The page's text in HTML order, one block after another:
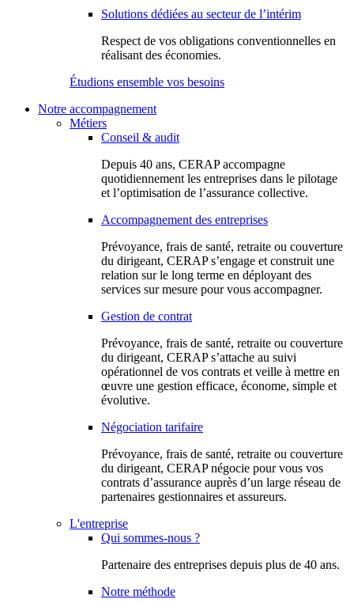
Solutions dédiées au secteur de l’intérim
Respect de vos obligations conventionnelles en
réalisant des économies.
Étudions ensemble vos besoins
Notre accompagnement
Métiers
Conseil & audit
Depuis 40 ans, CERAP accompagne
quotidiennement les entreprises dans le pilotage
et l’optimisation de l’assurance collective.
Accompagnement des entreprises
Prévoyance, frais de santé, retraite ou couverture
du dirigeant, CERAP s’engage et construit une
relation sur le long terme en déployant des
services sur mesure pour vous accompagner.
Gestion de contrat
Prévoyance, frais de santé, retraite ou couverture
du dirigeant, CERAP s’attache au suivi
opérationnel de vos contrats et veille à mettre en
œuvre une gestion efficace, économe, simple et
évolutive.
Négociation tarifaire
Prévoyance, frais de santé, retraite ou couverture
du dirigeant, CERAP négocie pour vous vos
contrats d’assurance auprès d’un large réseau de
partenaires gestionnaires et assureurs.
L'entreprise
Qui sommes-nous ?
Partenaire des entreprises depuis plus de 40 ans.
Notre méthode